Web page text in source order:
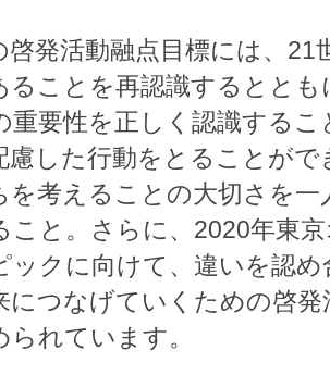
啓発活動融点目標には、21
ることを再認識するととも
重要性を正しく認識する
慮した行動をとることがで
を考えることの大切さを
こと。さらに、2020年東
ックに向けて、違いを認
につなげていくための啓
られています。